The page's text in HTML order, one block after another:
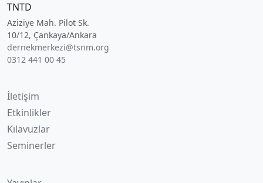
TNTD
Aziziye Mah. Pilot Sk.
10/12, Çankaya/Ankara
dernekmerkezi@tsnm.org
0312 441 00 45
İletişim
Etkinlikler
Kılavuzlar
Seminerler